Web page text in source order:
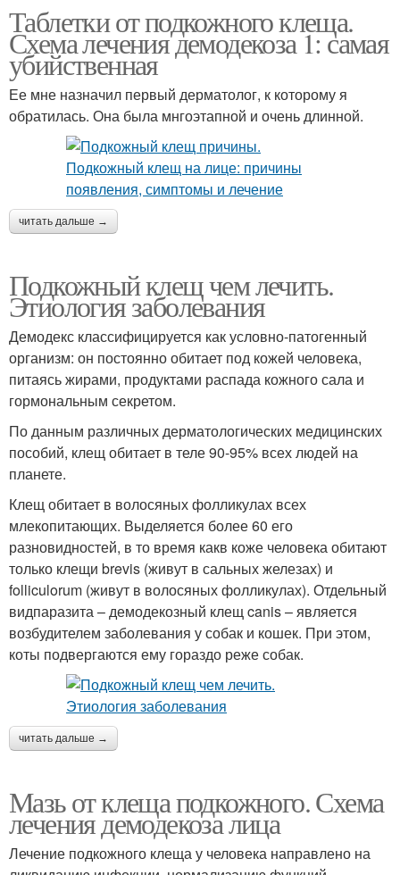
Таблетки от подкожного клеща.
Схема лечения демодекоза 1: самая
убийственная
Ее мне назначил первый дерматолог, к которому я
обратилась. Она была мнгоэтапной и очень длинной.
читать дальше →
Подкожный клещ чем лечить.
Этиология заболевания
Демодекс классифицируется как условно-патогенный
организм: он постоянно обитает под кожей человека,
питаясь жирами, продуктами распада кожного сала и
гормональным секретом.
По данным различных дерматологических медицинских
пособий, клещ обитает в теле 90-95% всех людей на
планете.
Клещ обитает в волосяных фолликулах всех
млекопитающих. Выделяется более 60 его
разновидностей, в то время какв коже человека обитают
только клещи brevis (живут в сальных железах) и
folliculorum (живут в волосяных фолликулах). Отдельный
видпаразита – демодекозный клещ canis – является
возбудителем заболевания у собак и кошек. При этом,
коты подвергаются ему гораздо реже собак.
читать дальше →
Мазь от клеща подкожного. Схема
лечения демодекоза лица
Лечение подкожного клеща у человека направлено на